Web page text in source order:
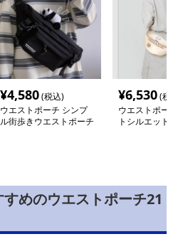
¥4,580(税込)
ウエストポーチ シンプ
ル街歩きウエストポーチ
¥6,530(税
ウエストポー
トシルエット
めのウエストポーチ21